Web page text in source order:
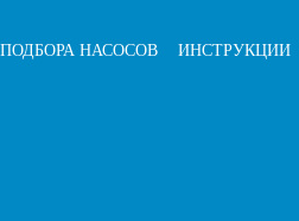
НАСОСОВ ИНСТРУКЦИИ